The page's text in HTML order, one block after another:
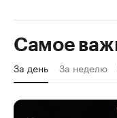
Самое
За день За неделю